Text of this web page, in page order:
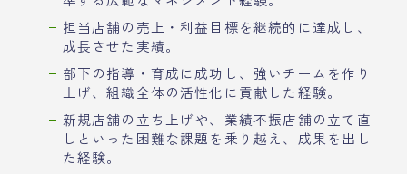
担当店舗の売上・利益目標を継続的に達成し、
成長させた実績。
部下の指導・育成に成功し、強いチームを作り
上げ、組織全体の活性化に貢献した経験。
新規店舗の立ち上げや、業績不振店舗の立て直
しといった困難な課題を乗り越え、成果を出し
た経験。